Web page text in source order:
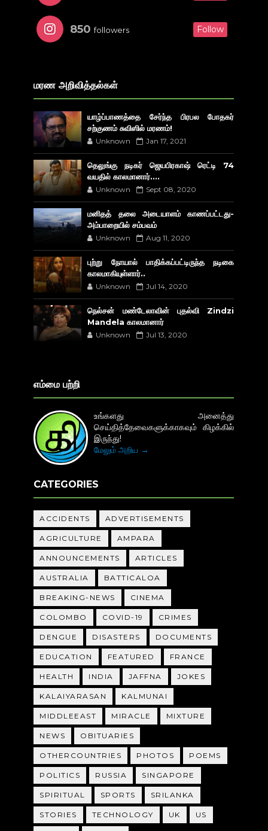
850 followers Follow
மரண அறிவித்தல்கள்
யாழ்ப்பாணத்தை சேர்ந்த பிரபல போதகர்
சற்குணம் சுவிஸில் மரணம்!
Unknown Jan 17, 2021
தெலுங்கு நடிகர் ஜெயபிரகாஷ் ரெட்டி 74
வயதில் காலமானார்....
Unknown Sept 08, 2020
மனிதத் தலை அடையாளம் காணப்பட்டது-
அம்பாறையில் சம்பவம்
Unknown Aug 11, 2020
புற்று நோயால் பாதிக்கப்பட்டிருந்த நடிகை
காலமாகியுள்ளார்..
Unknown Jul 14, 2020
நெல்சன் மண்டேலாவின் புதல்வி Zindzi
Mandela காலமானார்
Unknown Jul 13, 2020
எம்மை பற்றி
உங்களது அனைத்து
செய்தித்தேவைகளுக்காகவும் கிழக்கில்
இருந்து!
மேலும் அறிய →
CATEGORIES
ACCIDENTS ADVERTISEMENTS
AGRICULTURE AMPARA
ANNOUNCEMENTS ARTICLES
AUSTRALIA BATTICALOA
BREAKING-NEWS CINEMA
COLOMBO COVID-19 CRIMES
DENGUE DISASTERS DOCUMENTS
EDUCATION FEATURED FRANCE
HEALTH INDIA JAFFNA JOKES
KALAIYARASAN KALMUNAI
MIDDLEEAST MIRACLE MIXTURE
NEWS OBITUARIES
OTHERCOUNTRIES PHOTOS POEMS
POLITICS RUSSIA SINGAPORE
SPIRITUAL SPORTS SRILANKA
STORIES TECHNOLOGY UK US